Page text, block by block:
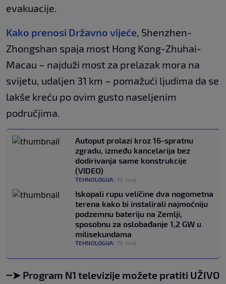
evakuacije.
Kako prenosi Državno vijeće , Shenzhen-
Zhongshan spaja most Hong Kong-Zhuhai-
Macau – najduži most za prelazak mora na
svijetu, udaljen 31 km – pomažući ljudima da se
lakše kreću po ovim gusto naseljenim
područjima.
Autoput prolazi kroz 16-spratnu
zgradu, između kancelarija bez
dodirivanja same konstrukcije
(VIDEO)
TEHNOLOGIJA 19. maj.
Iskopali rupu veličine dva nogometna
terena kako bi instalirali najmoćniju
podzemnu bateriju na Zemlji,
sposobnu za oslobađanje 1,2 GW u
milisekundama
TEHNOLOGIJA 19. maj.
┈➤ Program N1 televizije možete pratiti UŽIVO